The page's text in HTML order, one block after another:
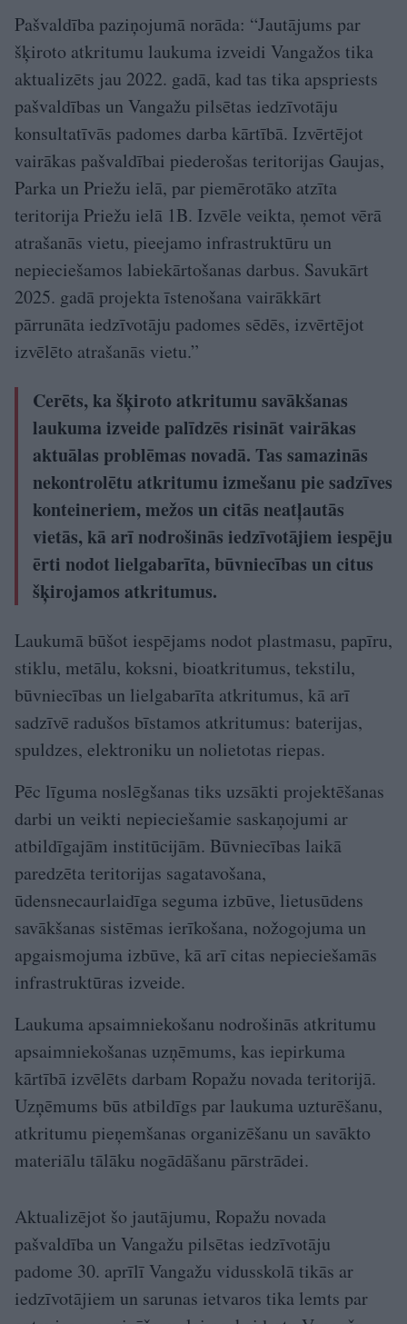
Pašvaldība paziņojumā norāda: “Jautājums par
šķiroto atkritumu laukuma izveidi Vangažos tika
aktualizēts jau 2022. gadā, kad tas tika apspriests
pašvaldības un Vangažu pilsētas iedzīvotāju
konsultatīvās padomes darba kārtībā. Izvērtējot
vairākas pašvaldībai piederošas teritorijas Gaujas,
Parka un Priežu ielā, par piemērotāko atzīta
teritorija Priežu ielā 1B. Izvēle veikta, ņemot vērā
atrašanās vietu, pieejamo infrastruktūru un
nepieciešamos labiekārtošanas darbus. Savukārt
2025. gadā projekta īstenošana vairākkārt
pārrunāta iedzīvotāju padomes sēdēs, izvērtējot
izvēlēto atrašanās vietu.”
Cerēts, ka šķiroto atkritumu savākšanas
laukuma izveide palīdzēs risināt vairākas
aktuālas problēmas novadā. Tas samazinās
nekontrolētu atkritumu izmešanu pie sadzīves
konteineriem, mežos un citās neatļautās
vietās, kā arī nodrošinās iedzīvotājiem iespēju
ērti nodot lielgabarīta, būvniecības un citus
šķirojamos atkritumus.
Laukumā būšot iespējams nodot plastmasu, papīru,
stiklu, metālu, koksni, bioatkritumus, tekstilu,
būvniecības un lielgabarīta atkritumus, kā arī
sadzīvē radušos bīstamos atkritumus: baterijas,
spuldzes, elektroniku un nolietotas riepas.
Pēc līguma noslēgšanas tiks uzsākti projektēšanas
darbi un veikti nepieciešamie saskaņojumi ar
atbildīgajām institūcijām. Būvniecības laikā
paredzēta teritorijas sagatavošana,
ūdensnecaurlaidīga seguma izbūve, lietusūdens
savākšanas sistēmas ierīkošana, nožogojuma un
apgaismojuma izbūve, kā arī citas nepieciešamās
infrastruktūras izveide.
Laukuma apsaimniekošanu nodrošinās atkritumu
apsaimniekošanas uzņēmums, kas iepirkuma
kārtībā izvēlēts darbam Ropažu novada teritorijā.
Uzņēmums būs atbildīgs par laukuma uzturēšanu,
atkritumu pieņemšanas organizēšanu un savākto
materiālu tālāku nogādāšanu pārstrādei.
Aktualizējot šo jautājumu, Ropažu novada
pašvaldība un Vangažu pilsētas iedzīvotāju
padome 30. aprīlī Vangažu vidusskolā tikās ar
iedzīvotājiem un sarunas ietvaros tika lemts par